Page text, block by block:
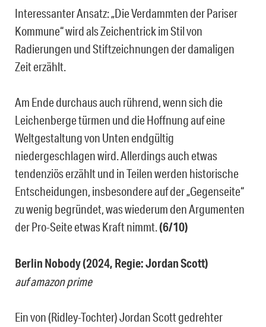
Interessanter Ansatz: „Die Verdammten der Pariser
Kommune“ wird als Zeichentrick im Stil von
Radierungen und Stiftzeichnungen der damaligen
Zeit erzählt.
Am Ende durchaus auch rührend, wenn sich die
Leichenberge türmen und die Hoffnung auf eine
Weltgestaltung von Unten endgültig
niedergeschlagen wird. Allerdings auch etwas
tendenziös erzählt und in Teilen werden historische
Entscheidungen, insbesondere auf der „Gegenseite“
zu wenig begründet, was wiederum den Argumenten
der Pro-Seite etwas Kraft nimmt.(6/10)
Berlin Nobody (2024, Regie: Jordan Scott)
auf amazon prime
Ein von (Ridley-Tochter) Jordan Scott gedrehter